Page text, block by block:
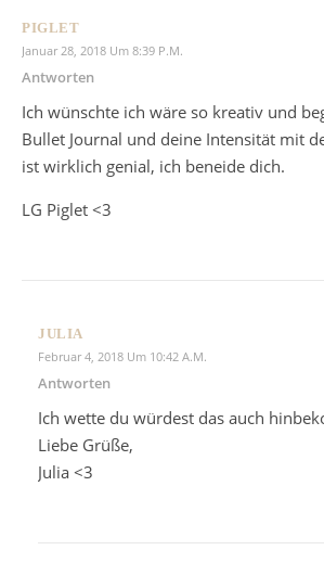
PIGLET
Januar 28, 2018 Um 8:39 P.m.
Antworten
Ich wünschte ich wäre so kreativ und
Bullet Journal und deine Intensität mit
ist wirklich genial, ich beneide dich.
LG Piglet <3
JULIA
Februar 4, 2018 Um 10:42 A.m.
Antworten
Ich wette du würdest das auch
Liebe Grüße,
Julia <3